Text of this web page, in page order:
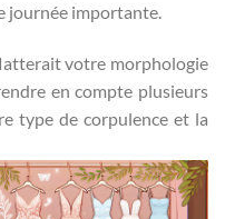
journée importante.
votre morphologie
en compte plusieurs
type de corpulence et la